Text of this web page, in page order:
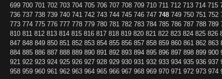
699 700 701 702 703 704 705 706 707 708 709 710 711 712 713 714 715
736 737 738 739 740 741 742 743 744 745 746 747 748 749 750 751 752
773 774 775 776 777 778 779 780 781 782 783 784 785 786 787 788 789
810 811 812 813 814 815 816 817 818 819 820 821 822 823 824 825 826
847 848 849 850 851 852 853 854 855 856 857 858 859 860 861 862 863
884 885 886 887 888 889 890 891 892 893 894 895 896 897 898 899 900
921 922 923 924 925 926 927 928 929 930 931 932 933 934 935 936 937
958 959 960 961 962 963 964 965 966 967 968 969 970 971 972 973 974